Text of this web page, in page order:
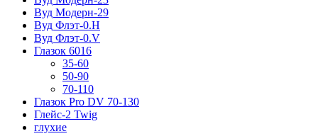
Вуд Модерн-29
Вуд Флэт-0.H
Вуд Флэт-0.V
Глазок 6016
35-60
50-90
70-110
Глазок Pro DV 70-130
Глейс-2 Twig
глухие